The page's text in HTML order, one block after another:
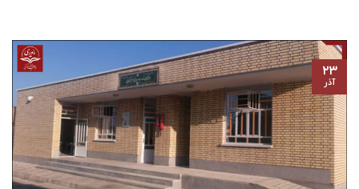
۲۳
آذر